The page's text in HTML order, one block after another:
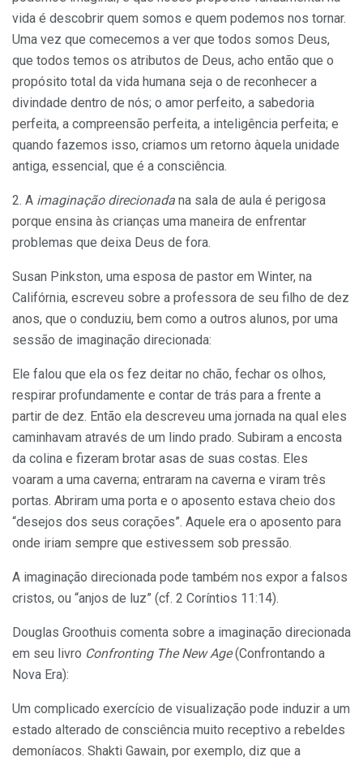
vida é descobrir quem somos e quem podemos nos tornar.
Uma vez que comecemos a ver que todos somos Deus,
que todos temos os atributos de Deus, acho então que o
pro­pósito total da vida humana seja o de reconhecer a
divin­dade dentro de nós; o amor perfeito, a sabedoria
perfeita, a compreensão perfeita, a inteligência perfeita; e
quando fazemos isso, criamos um retorno àquela unidade
antiga, essencial, que é a consciência.
2. A imaginação direcionada na sala de aula é perigosa
porque ensina às crianças uma maneira de enfrentar
problemas que deixa Deus de fora.
Susan Pinkston, uma esposa de pastor em Winter, na
Califórnia, escreveu sobre a professora de seu filho de dez
anos, que o conduziu, bem como a outros alunos, por uma
sessão de imaginação direcio­nada:
Ele falou que ela os fez deitar no chão, fechar os olhos,
respirar profundamente e contar de trás para a frente a
partir de dez. Então ela descreveu uma jornada na qual eles
caminhavam através de um lindo prado. Subiram a encosta
da colina e fizeram brotar asas de suas costas. Eles
voaram a uma caverna; entraram na caverna e viram três
portas. Abriram uma porta e o aposento estava cheio dos
“desejos dos seus corações”. Aquele era o aposento para
onde iriam sempre que estivessem sob pressão.
A imaginação direcionada pode também nos expor a falsos
cristos, ou “anjos de luz” (cf. 2 Coríntios 11:14).
Douglas Groothuis comenta sobre a imaginação direcionada
em seu livro Confronting The New Age(Confrontando a
Nova Era):
Um complicado exercício de visualização pode induzir a um
estado alterado de consciência muito receptivo a rebeldes
demoníacos. Shakti Gawain, por exemplo, diz que a